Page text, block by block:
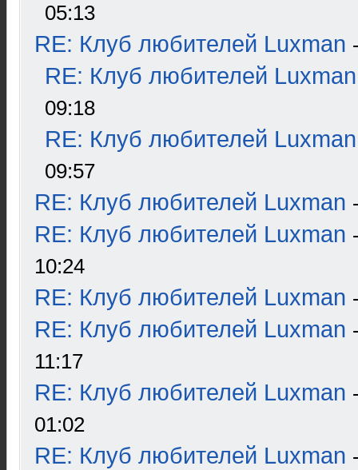
05:13
RE: Клуб любителей Luxman
RE: Клуб любителей Luxman
09:18
RE: Клуб любителей Luxman
09:57
RE: Клуб любителей Luxman
RE: Клуб любителей Luxman
10:24
RE: Клуб любителей Luxman
RE: Клуб любителей Luxman
11:17
RE: Клуб любителей Luxman
01:02
RE: Клуб любителей Luxman